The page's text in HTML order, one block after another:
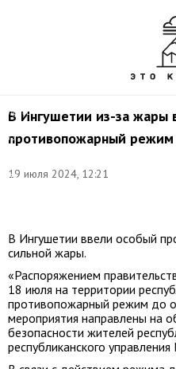
В Ингушетии из-за жары
противопожарный режим
19 июля 2024, 12:21
пресс-
служба
ГУ
МЧС
по
В Ингушетии ввели особый
сильной жары.
«Распоряжением
18 июля на территории
противопожарный режим до
мероприятия направлены на
безопасности жителей
республиканского